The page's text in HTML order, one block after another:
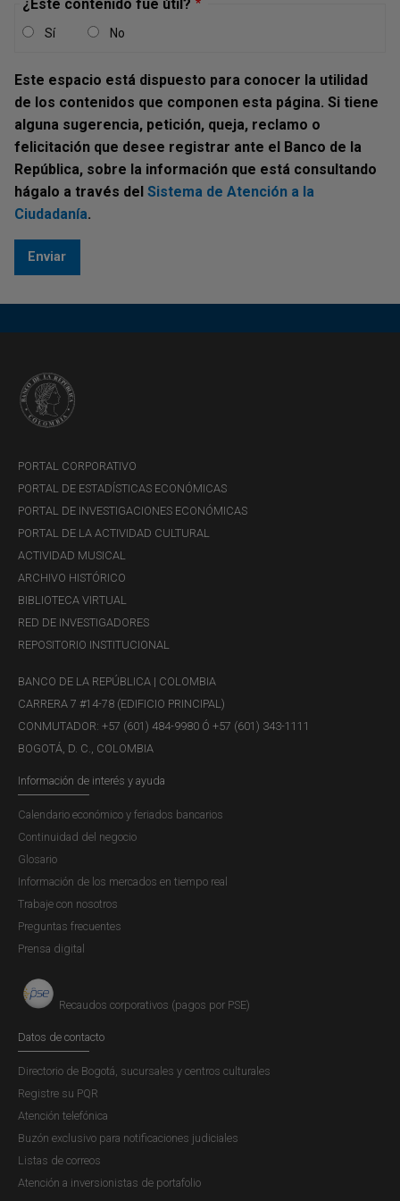
Secretaría de la Junta Directiva
"(...)
Damos respuesta a su comunicación (...), mediante la cual
consulta si en Colombia existe algún cajero automático a
través del cual un Intermediario del Mercado Cambiario
(IMC) venda dólares.
C19-7478 Concepto de la Secretaría de
"(...)
Damos respuesta a su comunicación (...) en la que
consulta si en desarrollo de lo dispuesto en el literal n. del
numeral 1 del artículo 8 de la Resolución Externa No. 1 de
financiación estipulada en moneda extranjera y hacer un...
JDS-20143 Concepto de la Secretaría
de la Junta Directiva
Concepto JDBR | VIERNES, 7 DE DICIEMBRE DE 2018
"(...)
Me refiero a su comunicación mediante la cual consulta
sobre la interpretación de los parágrafos 2 y 9, numeral 3
del artículo 59 de la Resolución Externa 8 de 2000 (R.E
8/00), en particular sobre la posibilidad de las sociedades
comisionistas de bolsa de obtener líneas de crédito...
JDS-14367 Concepto de la Secretaría
de la Junta Directiva
Concepto JDBR | MIÉRCOLES, 5 DE DICIEMBRE DE 2018
"(...)
En respuesta a su comunicación (...) mediante la cual
consulta sobre la viabilidad de que los intermediarios del
mercado cambiado -IMC- realicen operaciones de
factoring sobre facturas derivadas de importaciones de
JDS-01931 Concepto de la Secretaría
de la Junta Directiva
Concepto JDBR |
"(...)
¿Este contenido fue útil?
Sí No
Este espacio está dispuesto para conocer la utilidad
de los contenidos que componen esta página. Si tiene
alguna sugerencia, petición, queja, reclamo o
felicitación que desee registrar ante el Banco de la
República, sobre la información que está consultando
hágalo a través del Sistema de Atención a la
Ciudadanía.
PORTAL CORPORATIVO
PORTAL DE ESTADÍSTICAS ECONÓMICAS
PORTAL DE INVESTIGACIONES ECONÓMICAS
PORTAL DE LA ACTIVIDAD CULTURAL
ACTIVIDAD MUSICAL
ARCHIVO HISTÓRICO
BIBLIOTECA VIRTUAL
RED DE INVESTIGADORES
REPOSITORIO INSTITUCIONAL
BANCO DE LA REPÚBLICA | COLOMBIA
CARRERA 7 #14-78 (EDIFICIO PRINCIPAL)
CONMUTADOR: +57 (601) 484-9980 Ó +57 (601) 343-1111
BOGOTÁ, D. C., COLOMBIA
Información de interés y ayuda
Calendario económico y feriados bancarios
Continuidad del negocio
Glosario
Información de los mercados en tiempo real
Trabaje con nosotros
Preguntas frecuentes
Prensa digital
Recaudos corporativos (pagos por PSE)
Datos de contacto
Directorio de Bogotá, sucursales y centros culturales
Registre su PQR
Atención telefónica
Buzón exclusivo para notificaciones judiciales
Listas de correos
Atención a inversionistas de portafolio